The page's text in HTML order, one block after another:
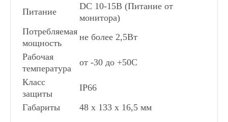
Питание
DC 10-15В (Питание от
монитора)
Потребляемая
мощность
не более 2,5Вт
Рабочая
температура
от -30 до +50С
Класс
защиты
IP66
Габариты
48 x 133 x 16,5 мм